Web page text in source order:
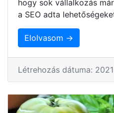
hogy sok vállalkozás
a SEO adta
Elolvasom →
Létrehozás dátuma: